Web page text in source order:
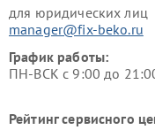
для юридических лиц
manager@fix-beko.ru
График работы:
ПН-ВСК с 9:00 до
Рейтинг сервисного